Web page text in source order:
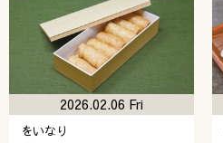
をいなり
2026.02.06 Fri